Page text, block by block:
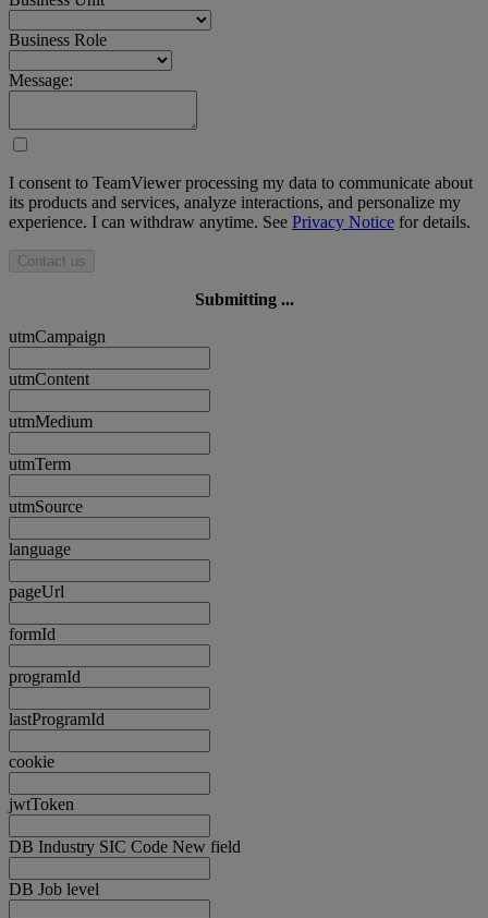
Business Role
Message:
I consent to TeamViewer processing my data to communicate about
its products and services, analyze interactions, and personalize my
experience. I can withdraw anytime. See Privacy Notice for details.
Contact us
Submitting ...
utmCampaign
utmContent
utmMedium
utmTerm
utmSource
language
pageUrl
formId
programId
lastProgramId
cookie
jwtToken
DB Industry SIC Code New field
DB Job level